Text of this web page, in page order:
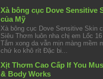
Xà bông cục Dove Sensitive
của Mỹ
Xà bông cục Dove Sensitive Skin
Siêu Thơm luôn nha chị em Lốc
Tắm xong da vẫn mịn màng mềm
chứ ko khô rít Đặc bi...
Xịt Thơm Cao Cấp If You
& Body Works